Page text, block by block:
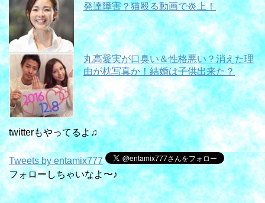
発達障害？猫殴る動画で炎上！
丸高愛実が口臭い＆性格悪い？消えた理
由が枕写真か！結婚は子供出来た？
twitterもやってるよ♫
Tweets by entamix777
フォローしちゃいなよ〜♪